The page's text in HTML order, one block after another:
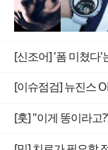
[신조어] '폼 미쳤다'